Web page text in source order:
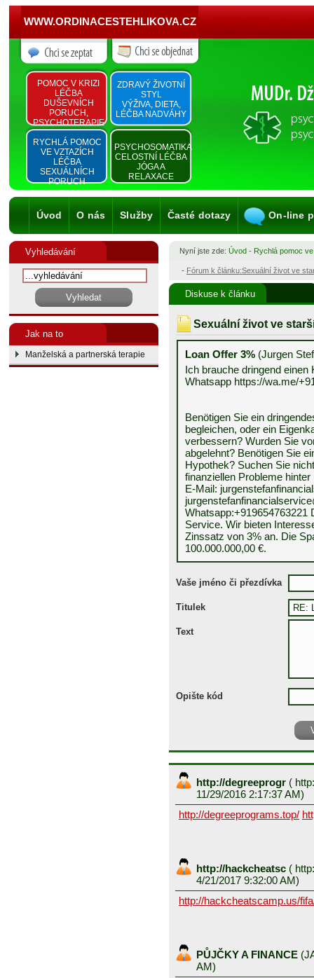
WWW.ORDINACESTEHLIKOVA.CZ
POMOC V KRIZI
LÉČBA
DUŠEVNÍCH
PORUCH,
PSYCHOTERAPIE
ZDRAVÝ ŽIVOTNÍ
STYL
VÝŽIVA, DIETA,
LÉČBA NADVÁHY
RYCHLÁ POMOC
VE VZTAZÍCH
LÉČBA
SEXUÁLNÍCH
PORUCH
PSYCHOSOMATIKA
CELOSTNÍ LÉČBA
JÓGA A
RELAXACE
Úvod O nás Služby Časté dotazy On-line
Vyhledávání
Jak na to
Manželská a partnerská terapie
Nyní jste zde: Úvod - Rychlá pomoc
- Fórum k článku:Sexuální život ve
Diskuse k článku
Sexuální život ve
Loan Offer 3% (Jurgen
Ich brauche dringend einen
Whatsapp https://wa.me/
Benötigen Sie ein
begleichen, oder ein
verbessern? Wurden Sie
abgelehnt? Benötigen Sie
Hypothek? Suchen Sie
finanziellen Probleme
E-Mail:
Whatsapp:+919654763221
Service. Wir bieten
Zinssatz von 3% an. Die
100.000.000,00 €.
Vaše jméno či přezdívka
Titulek
Text
Opište kód
http://degreeprogr (
11/29/2016 2:17:37 AM)
http://degreeprograms.top/
http://hackcheatsc (
4/21/2017 9:32:00 AM)
http://hackcheatscamp.us/
PŮJČKY A FINANCE (
AM)